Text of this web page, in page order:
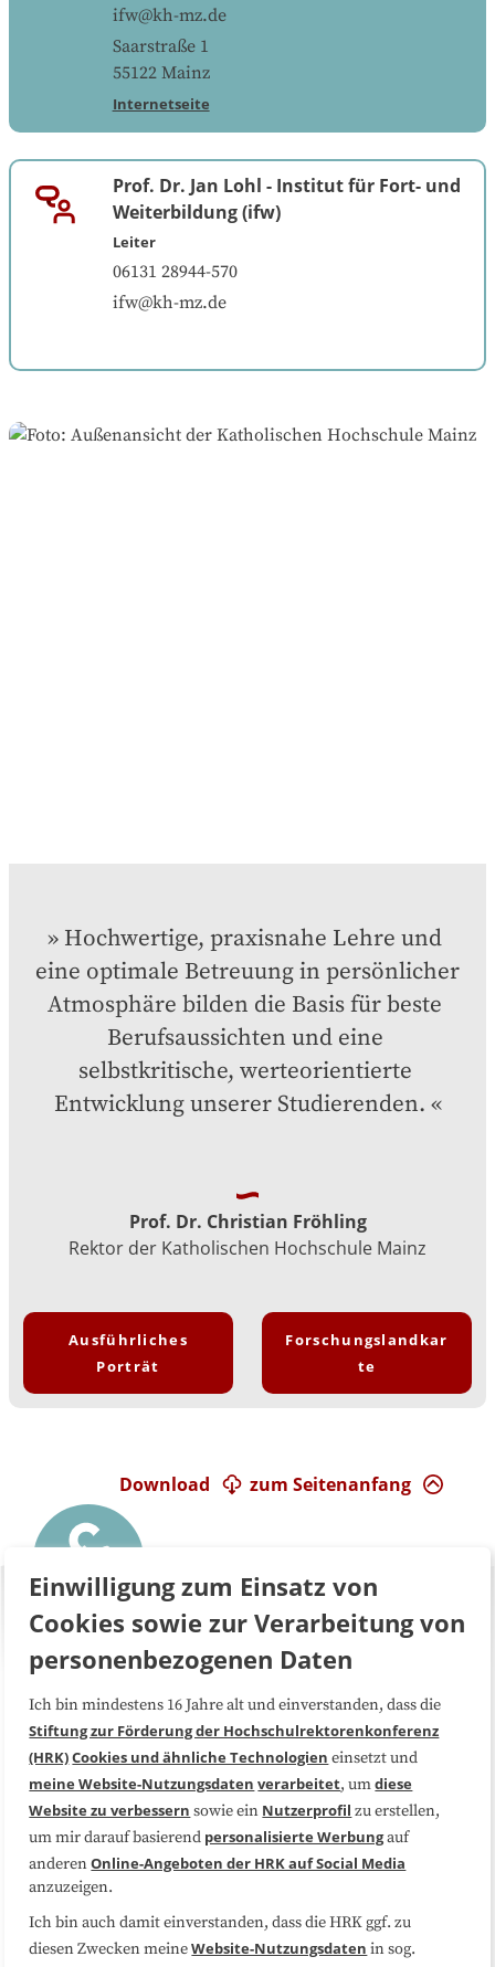
ifw@kh-mz.de
Saarstraße 1
55122 Mainz
Internetseite
Prof. Dr. Jan Lohl - Institut für Fort- und
Weiterbildung (ifw)
Leiter
06131 28944-570
ifw@kh-mz.de
Hochwertige, praxisnahe Lehre und
eine optimale Betreuung in persönlicher
Atmosphäre bilden die Basis für beste
Berufsaussichten und eine
selbstkritische, werteorientierte
Entwicklung unserer Studierenden.
Prof. Dr. Christian Fröhling
Rektor der Katholischen Hochschule Mainz
Ausführliches
Porträt
Forschungslandkar
te
zum Seitenanfang
Download
Über uns FAQ
Medienarbeit Kooperationen
Datenschutzerklärung Impressum
Sitemap
Folgen Sie uns
Einwilligung zum Einsatz von
Cookies sowie zur Verarbeitung von
personenbezogenen Daten
Ich bin mindestens 16 Jahre alt und einverstanden, dass die
Stiftung zur Förderung der Hochschulrektorenkonferenz
(HRK)Cookies und ähnliche Technologien einsetzt und
meine Website-Nutzungsdaten verarbeitet, umdiese
Website zu verbessern sowie ein Nutzerprofil zu erstellen,
um mir darauf basierend personalisierte Werbungauf
anderenOnline-Angeboten der HRK auf Social Media
anzuzeigen.
Ich bin auch damit einverstanden, dass die HRK ggf. zu
diesen Zwecken meineWebsite-Nutzungsdaten in sog.